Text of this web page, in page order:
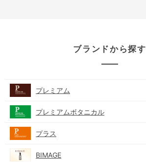
ブランドから探す
プレミアム
プレミアムボタニカル
プラス
BIMAGE